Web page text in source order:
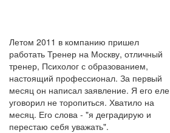
Летом 2011 в компанию пришел
работать Тренер на Москву, отличный
тренер, Психолог с образованием,
настоящий профессионал. За первый
месяц он написал заявление. Я его еле
уговорил не торопиться. Хватило на
месяц. Его слова - "я деградирую и
перестаю себя уважать".